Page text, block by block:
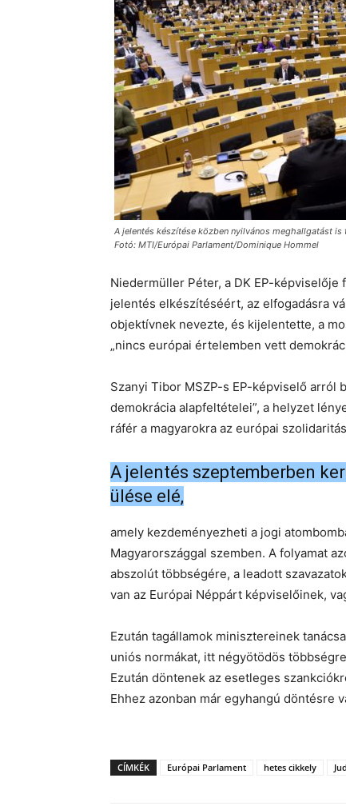
A jelentés készítése közben nyilvános meghallgatást is
Fotó: MTI/Európai Parlament/Dominique Hommel
Niedermüller Péter, a DK EP-
jelentés elkészítéséért, az elfogadásra
objektívnek nevezte, és kijelentette, a
„nincs európai értelemben vett
Szanyi Tibor MSZP-s EP-képviselő arról
demokrácia alapfeltételei”, a helyzet
ráfér a magyarokra az európai
A jelentés szeptemberben
ülése elé,
amely kezdeményezheti a jogi
Magyarországgal szemben. A folyamat
abszolút többségére, a leadott
van az Európai Néppárt képviselőinek,
Ezután tagállamok minisztereinek
uniós normákat, itt négyötödös
Ezután döntenek az esetleges
Ehhez azonban már egyhangú döntésre
CÍMKÉK Európai Parlament hetes cikkely